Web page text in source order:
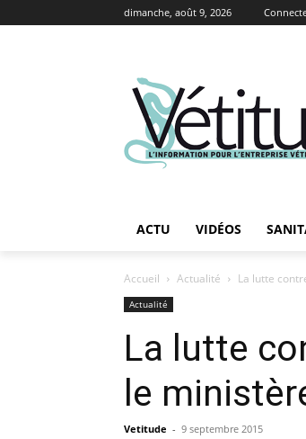
dimanche, août 9, 2026
ACTU VIDÉOS
Accueil Actualité La lutte
Actualité
La lutte
le
Vetitude - 9 septembre 2015